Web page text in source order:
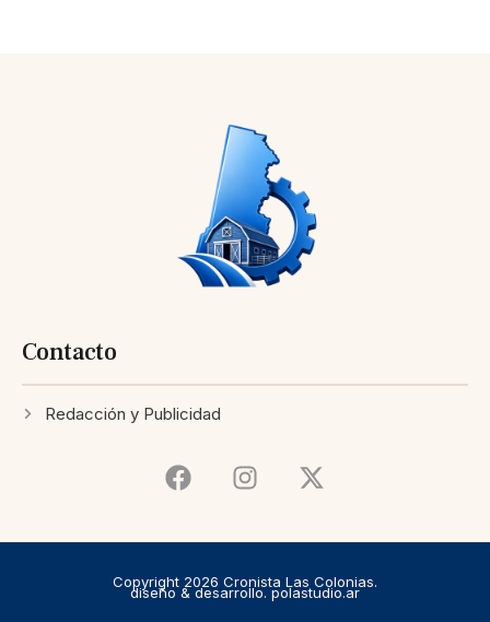
Contacto
Redacción y Publicidad
Copyright 2026 Cronista Las Colonias.
diseño & desarrollo. polastudio.ar